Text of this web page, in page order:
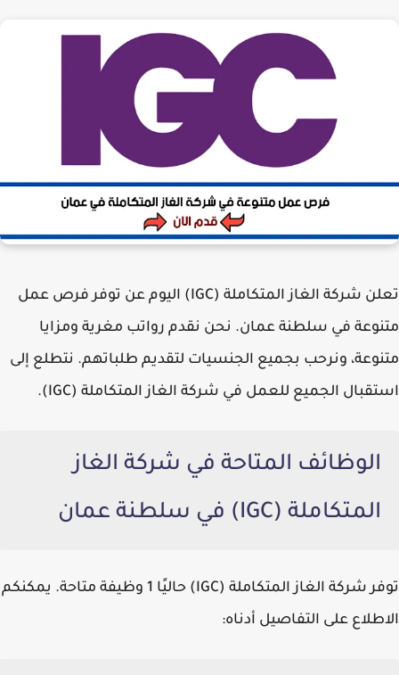
تعلن شركة الغاز المتكاملة (IGC)
اليوم عن توفر فرص عمل
متنوعة في سلطنة عمان. نحن نقدم رواتب مغرية ومزايا
متنوعة، ونرحب بجميع الجنسيات لتقديم طلباتهم. نتطلع إلى
استقبال الجميع للعمل في شركة الغاز المتكاملة (IGC) .
الوظائف المتاحة في شركة الغاز
المتكاملة (IGC) في سلطنة عمان
توفرشركة الغاز المتكاملة (IGC)
حاليًا 1 وظيفة متاحة. يمكنكم
الاطلاع على التفاصيل أدناه: